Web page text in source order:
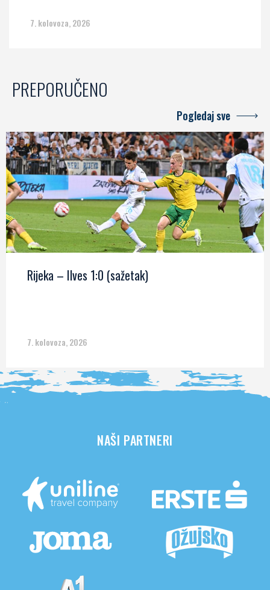
7. kolovoza, 2026
PREPORUČENO
Pogledaj sve
Rijeka – Ilves 1:0 (sažetak)
7. kolovoza, 2026
NAŠI PARTNERI